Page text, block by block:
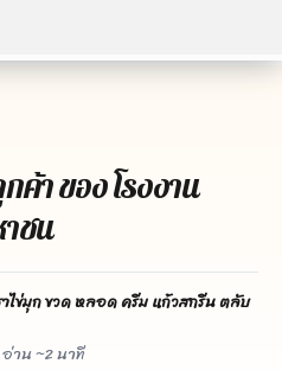
ค้า ของ โรงงาน
ชน
ไข่มุก ขวด หลอด ครีม แก้วสกรีน ตลับ
อ่าน ~2 นาที